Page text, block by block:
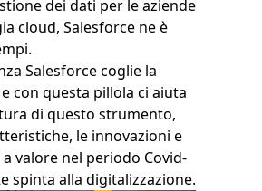
dei dati per le aziende
cloud, Salesforce ne è
Salesforce coglie la
con questa pillola ci aiuta
di questo strumento,
le innovazioni e
valore nel periodo Covid-
spinta alla digitalizzazione.